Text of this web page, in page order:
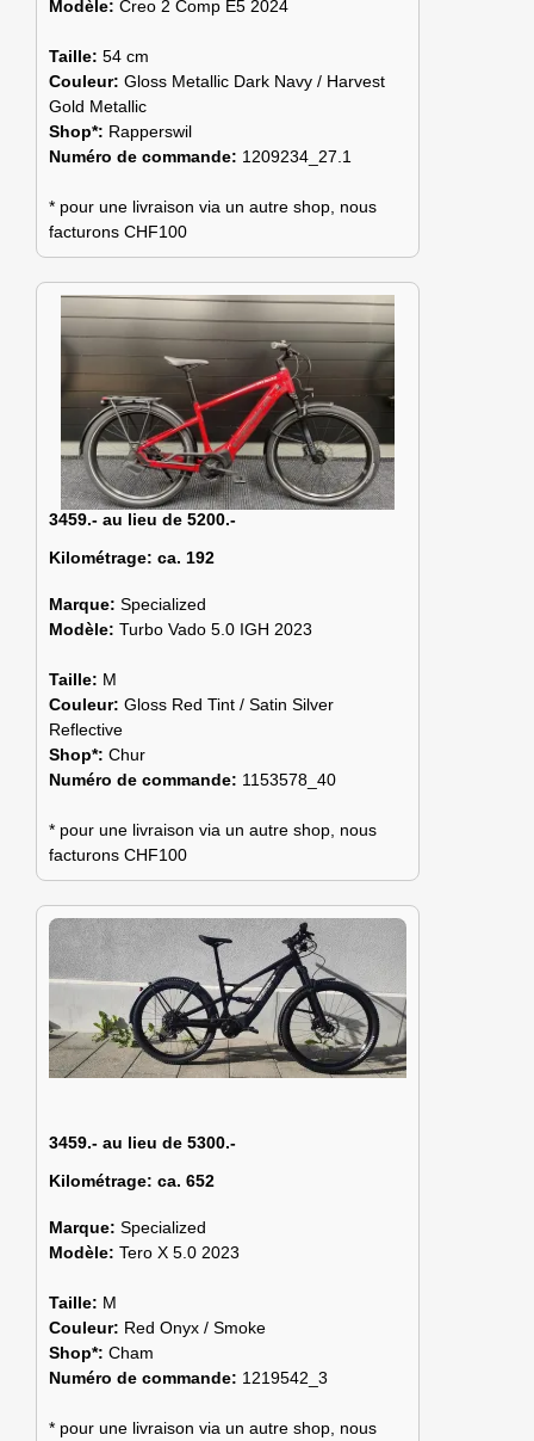
Modèle: Creo 2 Comp E5 2024
Taille: 54 cm
Couleur: Gloss Metallic Dark Navy / Harvest
Gold Metallic
Shop*: Rapperswil
Numéro de commande: 1209234_27.1
* pour une livraison via un autre shop, nous
facturons CHF100
3459.- au lieu de 5200.-
Kilométrage: ca. 192
Marque: Specialized
Modèle: Turbo Vado 5.0 IGH 2023
Taille: M
Couleur: Gloss Red Tint / Satin Silver
Reflective
Shop*: Chur
Numéro de commande: 1153578_40
* pour une livraison via un autre shop, nous
facturons CHF100
3459.- au lieu de 5300.-
Kilométrage: ca. 652
Marque: Specialized
Modèle: Tero X 5.0 2023
Taille: M
Couleur: Red Onyx / Smoke
Shop*: Cham
Numéro de commande: 1219542_3
* pour une livraison via un autre shop, nous